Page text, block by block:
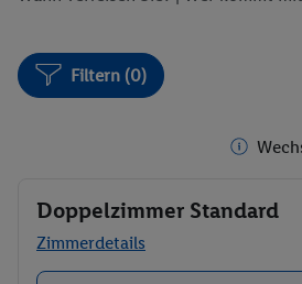
Filtern (0)
Doppelzimmer Standard
Zimmerdetails